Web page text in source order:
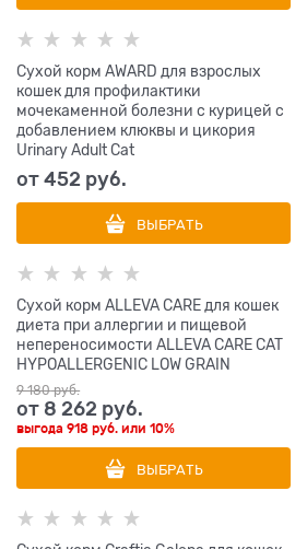
Сухой корм AWARD для взрослых
кошек для профилактики
мочекаменной болезни с курицей с
добавлением клюквы и цикория
Urinary Adult Cat
от452 руб.
ВЫБРАТЬ
Сухой корм ALLEVA CARE для кошек
диета при аллергии и пищевой
непереносимости ALLEVA CARE CAT
HYPOALLERGENIC LOW GRAIN
9 180 руб.
от 8 262 руб.
выгода918 руб. или10%
ВЫБРАТЬ